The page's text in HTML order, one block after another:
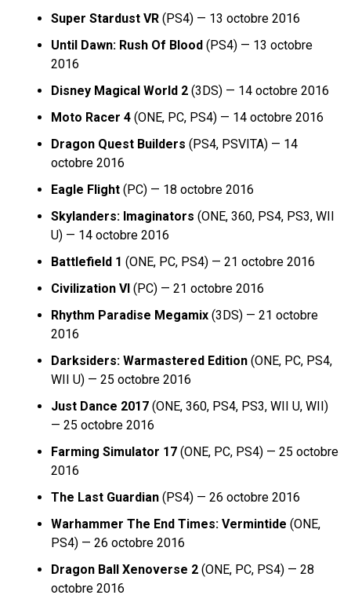
Super Stardust VR (PS4) — 13 octobre 2016
Until Dawn: Rush Of Blood (PS4) — 13 octobre
2016
Disney Magical World 2 (3DS) — 14 octobre 2016
Moto Racer 4 (ONE, PC, PS4) — 14 octobre 2016
Dragon Quest Builders (PS4, PSVITA) — 14
octobre 2016
Eagle Flight (PC) — 18 octobre 2016
Skylanders: Imaginators (ONE, 360, PS4, PS3, WII
U) — 14 octobre 2016
Battlefield 1 (ONE, PC, PS4) — 21 octobre 2016
Civilization VI (PC) — 21 octobre 2016
Rhythm Paradise Megamix (3DS) — 21 octobre
2016
Darksiders: Warmastered Edition (ONE, PC, PS4,
WII U) — 25 octobre 2016
Just Dance 2017 (ONE, 360, PS4, PS3, WII U, WII)
— 25 octobre 2016
Farming Simulator 17 (ONE, PC, PS4) — 25 octobre
2016
The Last Guardian (PS4) — 26 octobre 2016
Warhammer The End Times: Vermintide (ONE,
PS4) — 26 octobre 2016
Dragon Ball Xenoverse 2 (ONE, PC, PS4) — 28
octobre 2016